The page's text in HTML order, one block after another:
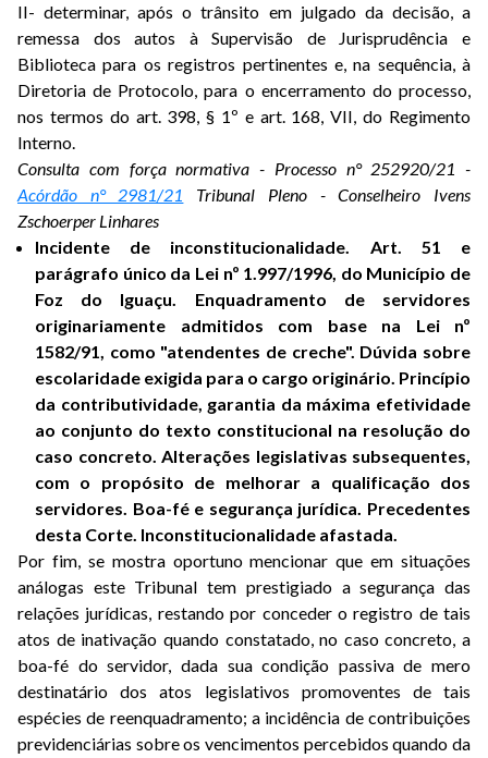
II- determinar, após o trânsito em julgado da decisão, a
remessa dos autos à Supervisão de Jurisprudência e
Biblioteca para os registros pertinentes e, na sequência, à
Diretoria de Protocolo, para o encerramento do processo,
nos termos do art. 398, § 1º e art. 168, VII, do Regimento
Interno.
Consulta com força normativa - Processo n° 252920/21 -
Acórdão n° 2981/21
Tribunal Pleno - Conselheiro Ivens
Zschoerper Linhares
Incidente de inconstitucionalidade. Art. 51 e
parágrafo único da Lei nº 1.997/1996, do Município de
Foz do Iguaçu. Enquadramento de servidores
originariamente admitidos com base na Lei nº
1582/91, como "atendentes de creche". Dúvida sobre
escolaridade exigida para o cargo originário. Princípio
da contributividade, garantia da máxima efetividade
ao conjunto do texto constitucional na resolução do
caso concreto. Alterações legislativas subsequentes,
com o propósito de melhorar a qualificação dos
servidores. Boa-fé e segurança jurídica. Precedentes
desta Corte. Inconstitucionalidade afastada.
Por fim, se mostra oportuno mencionar que em situações
análogas este Tribunal tem prestigiado a segurança das
relações jurídicas, restando por conceder o registro de tais
atos de inativação quando constatado, no caso concreto, a
boa-fé do servidor, dada sua condição passiva de mero
destinatário dos atos legislativos promoventes de tais
espécies de reenquadramento; a incidência de contribuições
previdenciárias sobre os vencimentos percebidos quando da